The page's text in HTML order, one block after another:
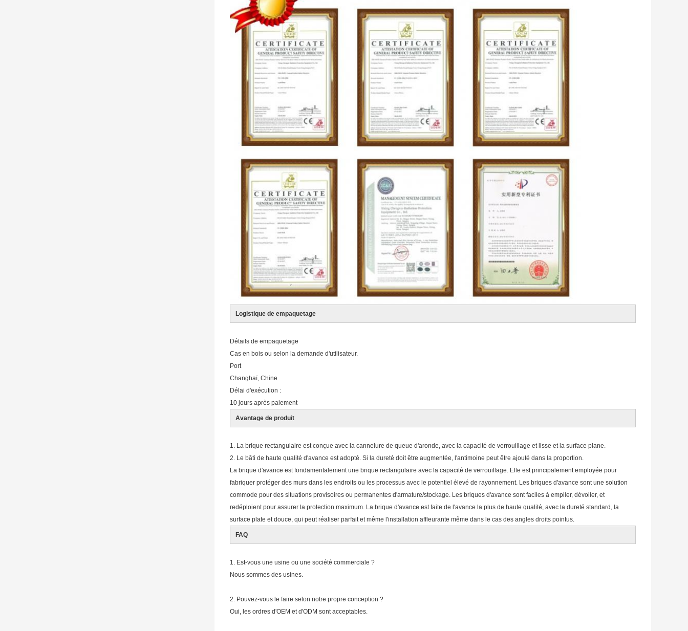
Logistique de empaquetage
Détails de empaquetage
Cas en bois ou selon la demande d'utilisateur.
Port
Changhaï, Chine
Délai d'exécution :
10 jours après paiement
Avantage de produit
1. La brique rectangulaire est conçue avec la cannelure de queue d'aronde, avec la capacité de verrouillage et lisse et la surface plane.
2. Le bâti de haute qualité d'avance est adopté. Si la dureté doit être augmentée, l'antimoine peut être ajouté dans la proportion.
La brique d'avance est fondamentalement une brique rectangulaire avec la capacité de verrouillage. Elle est principalement employée pour
fabriquer protéger des murs dans les endroits ou les processus avec le potentiel élevé de rayonnement. Les briques d'avance sont une solution
commode pour des situations provisoires ou permanentes d'armature/stockage. Les briques d'avance sont faciles à empiler, dévoiler, et
redéploient pour assurer la protection maximum. La brique d'avance est faite de l'avance la plus de haute qualité, avec la dureté standard, la
surface plate et douce, qui peut réaliser parfait et même l'installation affleurante même dans le cas des angles droits pointus.
FAQ
1. Est-vous une usine ou une société commerciale ?
Nous sommes des usines.
2. Pouvez-vous le faire selon notre propre conception ?
Oui, les ordres d'OEM et d'ODM sont acceptables.